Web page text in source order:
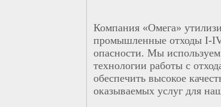
Компания «Омега»
промышленные отходы I-
опасности. Мы
технологии работы с
обеспечить высокое
оказываемых услуг для